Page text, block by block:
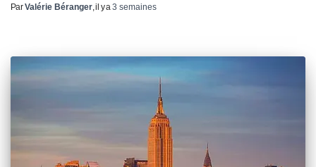
ParValérie Béranger, il y a3 semaines